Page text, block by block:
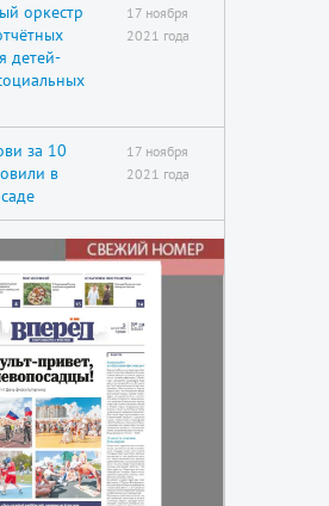
оркестр
детей-
17 ноября
2021 года
за 10
в
17 ноября
2021 года